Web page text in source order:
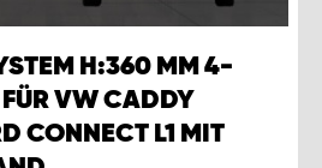
H:360 MM 4-
VW CADDY
CONNECT L1 MIT